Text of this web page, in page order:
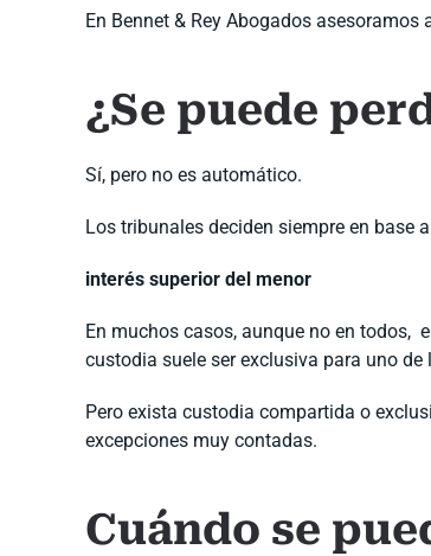
En Bennet & Rey Abogados
¿Se puede
Sí, pero no es automático.
Los tribunales deciden siempre en base
interés superior del menor
En muchos casos, aunque no en todos,
custodia suele ser exclusiva para uno de
Pero exista custodia compartida o
excepciones muy contadas.
Cuándo se